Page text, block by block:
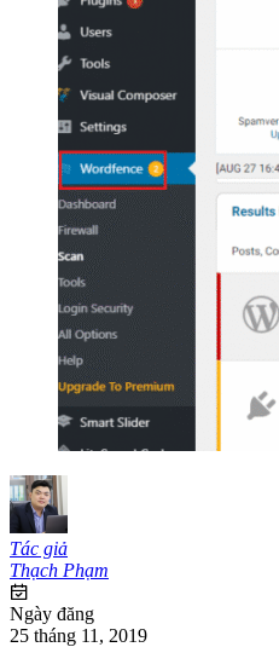
Tác giả
Thạch Phạm
Ngày đăng
25 tháng 11, 2019